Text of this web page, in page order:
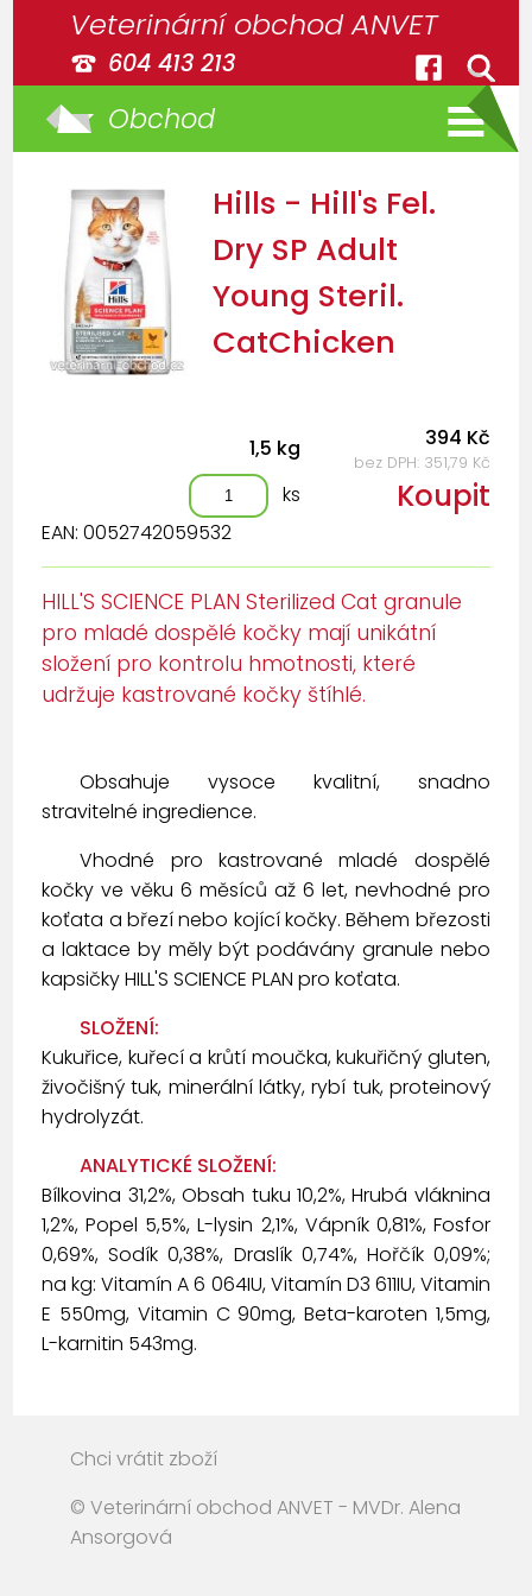
Veterinární obchod ANVET
604 413 213
Obchod
Hills - Hill's Fel.
Dry SP Adult
Young Steril.
CatChicken
EAN: 0052742059532
1,5 kg 394 Kč
bez DPH: 351,79 Kč
ks Koupit
HILL'S SCIENCE PLAN Sterilized Cat granule
pro mladé dospělé kočky mají unikátní
složení pro kontrolu hmotnosti, které
udržuje kastrované kočky štíhlé.
Obsahuje vysoce kvalitní, snadno
stravitelné ingredience.
Vhodné pro kastrované mladé dospělé
kočky ve věku 6 měsíců až 6 let, nevhodné pro
koťata a březí nebo kojící kočky. Během březosti
a laktace by měly být podávány granule nebo
kapsičky HILL'S SCIENCE PLAN pro koťata.
SLOŽENÍ:
Kukuřice, kuřecí a krůtí moučka, kukuřičný gluten,
živočišný tuk, minerální látky, rybí tuk, proteinový
hydrolyzát.
ANALYTICKÉ SLOŽENÍ:
Bílkovina 31,2%, Obsah tuku 10,2%, Hrubá vláknina
1,2%, Popel 5,5%, L-lysin 2,1%, Vápník 0,81%, Fosfor
0,69%, Sodík 0,38%, Draslík 0,74%, Hořčík 0,09%;
na kg: Vitamín A 6 064IU, Vitamín D3 611IU, Vitamin
E 550mg, Vitamin C 90mg, Beta-karoten 1,5mg,
L-karnitin 543mg.
Chci vrátit zboží
© Veterinární obchod ANVET - MVDr. Alena
Ansorgová